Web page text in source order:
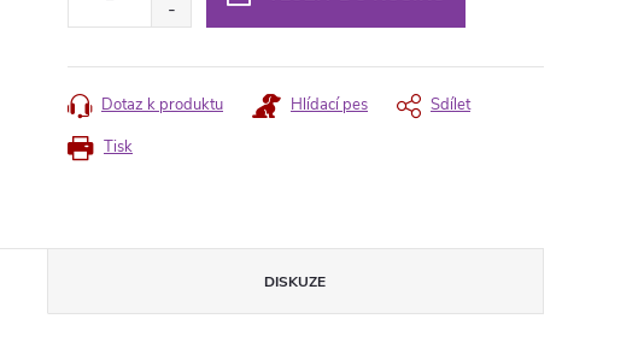
Tisk
Dotaz k produktu Hlídací pes Sdílet
DISKUZE